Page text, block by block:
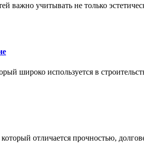
учитывать не только
широко используется в
отличается прочностью,